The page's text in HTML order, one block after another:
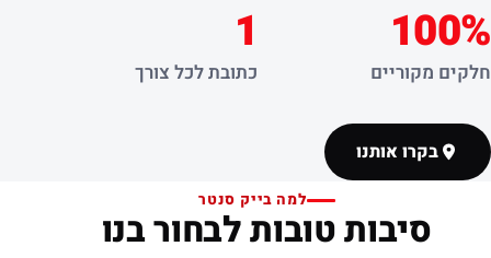
100%
חלקים מקוריים
1
כתובת לכל צורך
בקרו אותנו
למה בייק סנטר
סיבות טובות לבחור בנו